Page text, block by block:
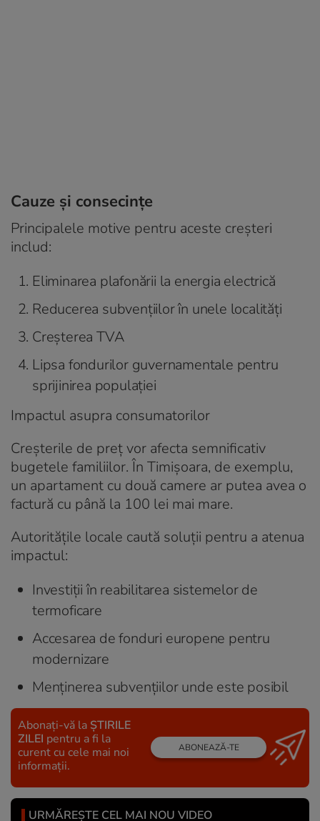
Cauze și consecințe
Principalele motive pentru aceste creșteri
includ:
Eliminarea plafonării la energia electrică
Reducerea subvențiilor în unele localități
Creșterea TVA
Lipsa fondurilor guvernamentale pentru
sprijinirea populației
Impactul asupra consumatorilor
Creșterile de preț vor afecta semnificativ
bugetele familiilor. În Timișoara, de exemplu,
un apartament cu două camere ar putea avea o
factură cu până la 100 lei mai mare.
Autoritățile locale caută soluții pentru a atenua
impactul:
Investiții în reabilitarea sistemelor de
termoficare
Accesarea de fonduri europene pentru
modernizare
Menținerea subvențiilor unde este posibil
Abonați-vă la ȘTIRILE
ZILEI pentru a fi la
curent cu cele mai noi
informații.
ABONEAZĂ-TE
URMĂREȘTE CEL MAI NOU VIDEO